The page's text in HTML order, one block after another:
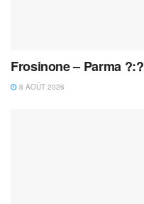
Frosinone – Parma ?:?
8 AOÛT 2026